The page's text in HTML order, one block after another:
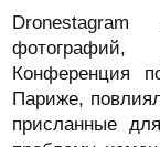
Dronestagram
Конференция
Париже,
присланные